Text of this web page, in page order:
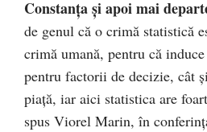
Constanţa şi apoi mai
de genul că o crimă statistică
crimă umană, pentru că
pentru factorii de decizie, cât
piaţă, iar aici statistica are
spus Viorel Marin, în